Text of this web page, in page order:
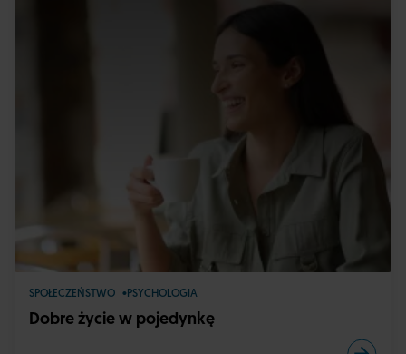
SPOŁECZEŃSTWO PSYCHOLOGIA
Dobre życie w pojedynkę